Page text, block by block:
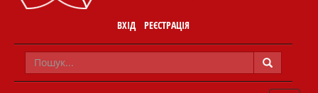
ВХІД РЕЄСТРАЦІЯ